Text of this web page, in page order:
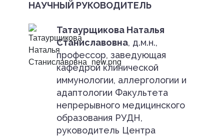
НАУЧНЫЙ РУКОВОДИТЕЛЬ
Татаурщикова Наталья
Станиславовна, д.м.н.,
профессор, заведующая
кафедрой клинической
иммунологии, аллергологии и
адаптологии Факультета
непрерывного медицинского
образования РУДН,
руководитель Центра